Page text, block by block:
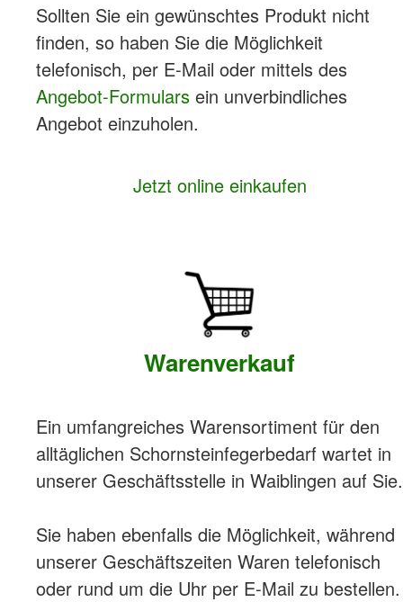
Sollten Sie ein gewünschtes Produkt nicht
finden, so haben Sie die Möglichkeit
telefonisch, per E-Mail oder mittels des
Angebot-Formulars ein unverbindliches
Angebot einzuholen.
Jetzt online einkaufen
Warenverkauf
Ein umfangreiches Warensortiment für den
alltäglichen Schornsteinfegerbedarf wartet in
unserer Geschäftsstelle in Waiblingen auf Sie.
Sie haben ebenfalls die Möglichkeit, während
unserer Geschäftszeiten Waren telefonisch
oder rund um die Uhr per E-Mail zu bestellen.